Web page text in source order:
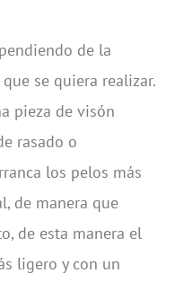
de la
se quiera realizar.
pieza de visón
rasado o
los pelos más
de manera que
de esta manera el
ligero y con un